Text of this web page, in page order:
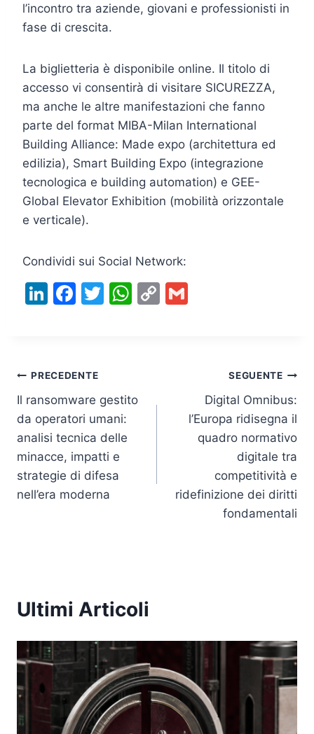
l’incontro tra aziende, giovani e professionisti in
fase di crescita.
La biglietteria è disponibile online. Il titolo di
accesso vi consentirà di visitare SICUREZZA,
ma anche le altre manifestazioni che fanno
parte del format MIBA-Milan International
Building Alliance: Made expo (architettura ed
edilizia), Smart Building Expo (integrazione
tecnologica e building automation) e GEE-
Global Elevator Exhibition (mobilità orizzontale
e verticale).
Condividi sui Social Network:
Li
dI
n
F
b
o
o
k
T
W
p
C
Navigazione
articoli
PRECEDENTE
Il ransomware gestito
da operatori umani:
analisi tecnica delle
minacce, impatti e
strategie di difesa
nell’era moderna
SEGUENTE
Digital Omnibus:
l’Europa ridisegna il
quadro normativo
digitale tra
competitività e
ridefinizione dei diritti
fondamentali
Ultimi Articoli